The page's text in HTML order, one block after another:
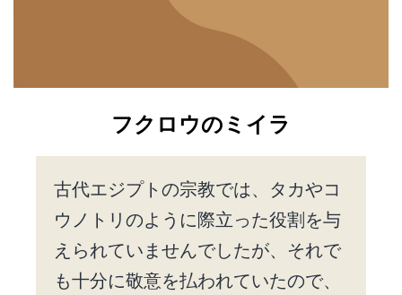
フクロウのミイラ
古代エジプトの宗教では、タカやコ
ウノトリのように際立った役割を与
えられていませんでしたが、それで
も十分に敬意を払われていたので、